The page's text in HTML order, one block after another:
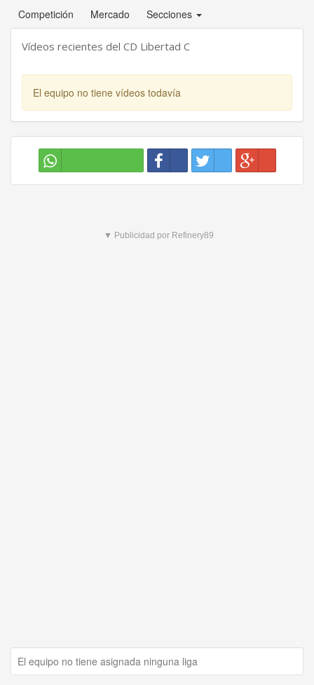
Competición Mercado Secciones
Vídeos recientes del CD Libertad C
El equipo no tiene vídeos todavía
▼ Publicidad por Refinery89
El equipo no tiene asignada ninguna liga